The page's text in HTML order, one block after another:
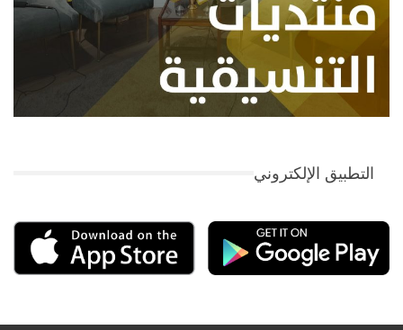
التطبيق الإلكتروني